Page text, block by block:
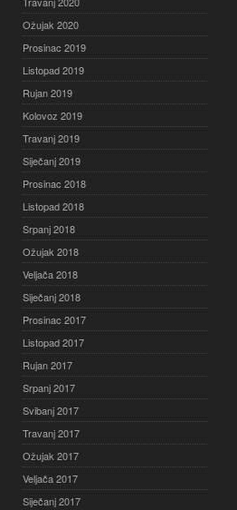
Ožujak 2020
Prosinac 2019
Listopad 2019
Rujan 2019
Kolovoz 2019
Travanj 2019
Siječanj 2019
Prosinac 2018
Listopad 2018
Srpanj 2018
Ožujak 2018
Veljača 2018
Siječanj 2018
Prosinac 2017
Listopad 2017
Rujan 2017
Srpanj 2017
Svibanj 2017
Travanj 2017
Ožujak 2017
Veljača 2017
Siječanj 2017